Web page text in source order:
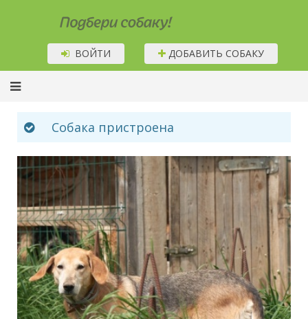
Подбери собаку!
ВОЙТИ ДОБАВИТЬ СОБАКУ
Собака пристроена